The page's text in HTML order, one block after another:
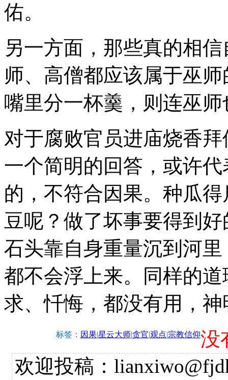
佑。
另一方面，那些真的相
师、高僧都应该属于巫
嘴里分一杯羹，则连巫
对于腐败官员进庙烧香
一个简明的回答，或许
的，不符合因果。种瓜
豆呢？做了坏事要得到
石头靠自身重量沉到河
都不会浮上来。同样的
求、忏悔，都没有用，
标签： 因果|星云大师|贪官|观点|宗教信仰没
欢迎投稿：